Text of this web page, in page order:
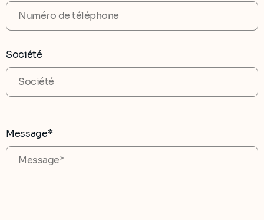
Société
Message*